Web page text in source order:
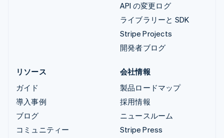
API の変更ログ
ライブラリーと SDK
Stripe Projects
開発者ブログ
リソース
ガイド
導入事例
ブログ
コミュニティー
会社情報
製品ロードマップ
採用情報
ニュースルーム
Stripe Press